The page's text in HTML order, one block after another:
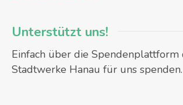
Unterstützt uns!
Einfach über die Spendenplattform
Stadtwerke Hanau für uns spenden.